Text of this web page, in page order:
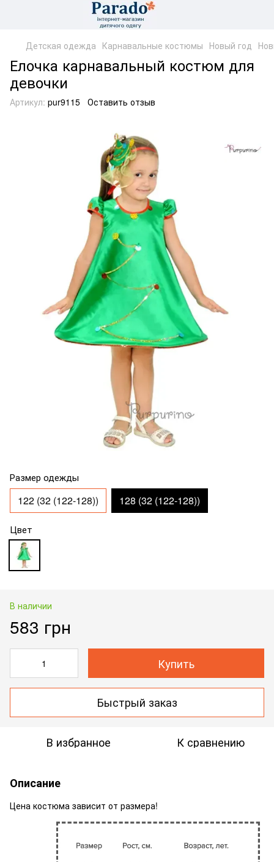
Детская одежда Карнавальные костюмы Новый год
Елочка карнавальный костюм для
девочки
Артикул: pur9115 Оставить отзыв
Размер одежды
122 (32 (122-128)) 128 (32 (122-128))
Цвет
В наличии
583 грн
Купить
Быстрый заказ
В избранное К сравнению
Описание
Цена костюма зависит от размера!